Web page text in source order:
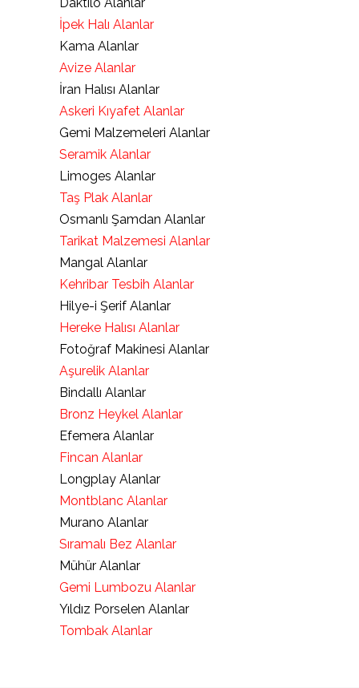
İpek Halı Alanlar
Kama Alanlar
Avize Alanlar
İran Halısı Alanlar
Askeri Kıyafet Alanlar
Gemi Malzemeleri Alanlar
Seramik Alanlar
Limoges Alanlar
Taş Plak Alanlar
Osmanlı Şamdan Alanlar
Tarikat Malzemesi Alanlar
Mangal Alanlar
Kehribar Tesbih Alanlar
Hilye-i Şerif Alanlar
Hereke Halısı Alanlar
Fotoğraf Makinesi Alanlar
Aşurelik Alanlar
Bindallı Alanlar
Bronz Heykel Alanlar
Efemera Alanlar
Fincan Alanlar
Longplay Alanlar
Montblanc Alanlar
Murano Alanlar
Sıramalı Bez Alanlar
Mühür Alanlar
Gemi Lumbozu Alanlar
Yıldız Porselen Alanlar
Tombak Alanlar